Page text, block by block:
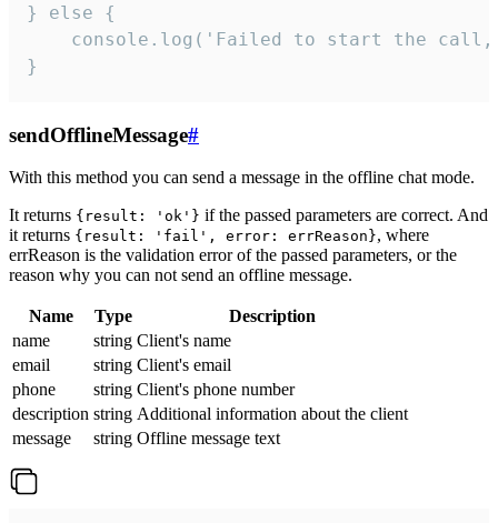
} else {
console.log('Failed to start the
}
sendOfflineMessage#
With this method you can send a message in the offline chat mode.
It returns {result: 'ok'} if the passed parameters are correct. And
it returns {result: 'fail', error: errReason}, where
errReason is the validation error of the passed parameters, or the
reason why you can not send an offline message.
Name Type
Description
name
string Client's name
email
string Client's email
phone
string Client's phone number
description string Additional information about the client
message
string Offline message text